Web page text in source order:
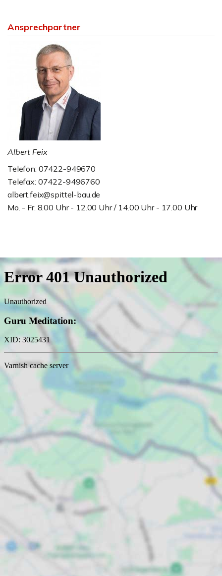
Ansprechpartner
Albert Feix
Telefon: 07422-949670
Telefax: 07422-9496760
albert.feix@spittel-bau.de
Mo. - Fr. 8.00 Uhr - 12.00 Uhr / 14.00 Uhr - 17.00 Uhr